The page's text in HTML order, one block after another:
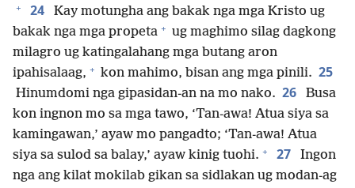
+ 24
Kay motungha ang bakak nga mga Kristo ug
bakak nga mga propeta + ug maghimo silag dagkong
milagro ug katingalahang mga butang aron
ipahisalaag, + kon mahimo, bisan ang mga pinili. 25
Hinumdomi nga gipasidan-an na mo nako. 26
Busa
kon ingnon mo sa mga tawo, ‘Tan-awa! Atua siya sa
kamingawan,’ ayaw mo pangadto; ‘Tan-awa! Atua
siya sa sulod sa balay,’ ayaw kinig tuohi. + 27
Ingon
nga ang kilat mokilab gikan sa sidlakan ug modan-ag